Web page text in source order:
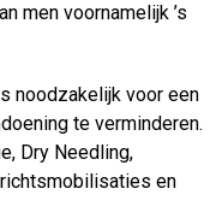
men voornamelijk ’s
noodzakelijk voor een
te verminderen.
Dry Needling,
en